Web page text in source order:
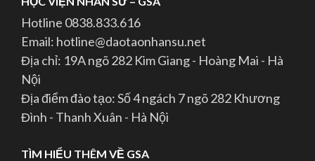
Hotline 0838.833.616
Email: hotline@daotaonhansu.net
Địa chỉ: 19A ngõ 282 Kim Giang - Hoàng Mai - Hà
Nội
Địa điểm đào tạo: Số 4 ngách 7 ngõ 282 Khương
Đình - Thanh Xuân - Hà Nội
TÌM HIỂU THÊM VỀ GSA